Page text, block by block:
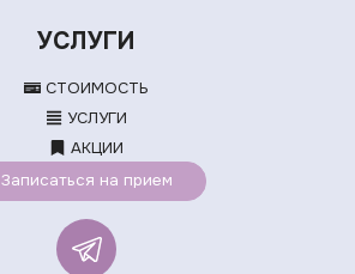
УСЛУГИ
СТОИМОСТЬ
УСЛУГИ
АКЦИИ
Записаться на прием